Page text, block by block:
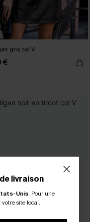
gris col V
€
livraison
Unis. Pour une
site local.